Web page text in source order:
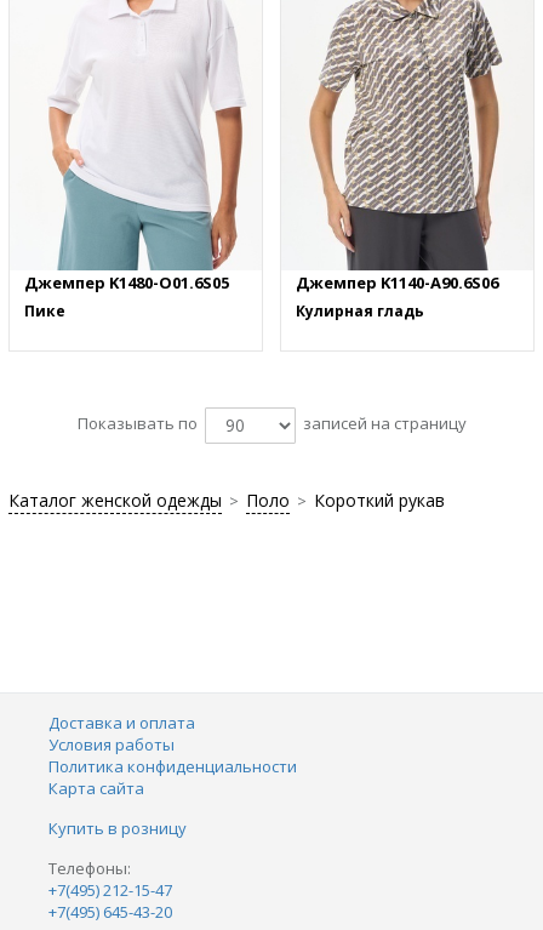
Джемпер K1480-O01.6S05
Пике
Джемпер K1140-A90.6S06
Кулирная гладь
Показывать по записей на страницу
Каталог женской одежды > Поло > Короткий рукав
Доставка и оплата
Условия работы
Политика конфиденциальности
Карта сайта
Купить в розницу
Телефоны:
+7(495) 212-15-47
+7(495) 645-43-20